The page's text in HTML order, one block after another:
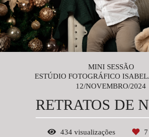
MINI SESSÃO
ESTÚDIO FOTOGRÁFICO
12/NOVEMBRO/2024
RETRATOS DE
434 visualizações 7